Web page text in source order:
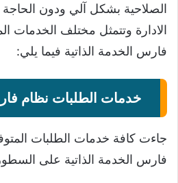
الصلاحية بشكل آلي ودون
الادارة وتتمثل مختلف الخدمات
فارس الخدمة الذاتية فيما يلي:
خدمات الطلبات نظام
جاءت كافة خدمات الطلبات
فارس الخدمة الذاتية على السطور